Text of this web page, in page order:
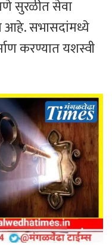
सुरळीत सेवा
आहे. सभासदांमध्ये
करण्यात यशस्वी